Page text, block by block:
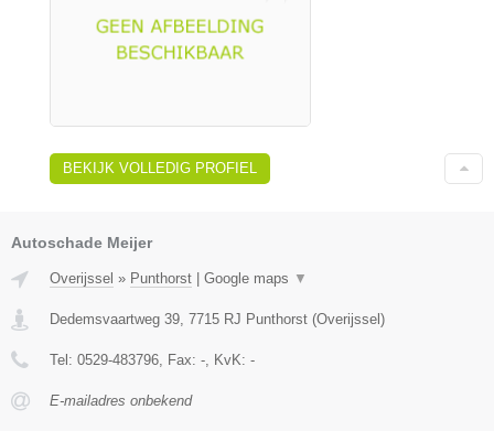
BEKIJK VOLLEDIG PROFIEL
Autoschade Meijer
Overijssel » Punthorst Google maps ▼
Dedemsvaartweg 39 7715 RJ Punthorst (Overijssel )
Tel: 0529-483796 , Fax: - , KvK: -
E-mailadres onbekend